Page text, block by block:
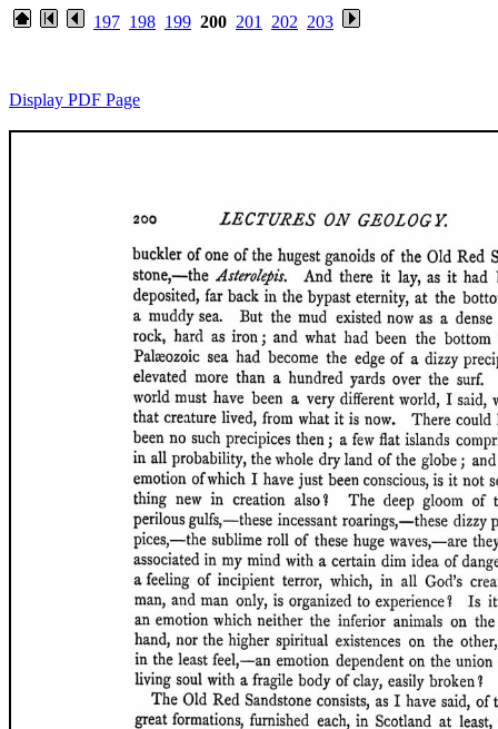
197 198 199 200 201 202 203
Display PDF Page